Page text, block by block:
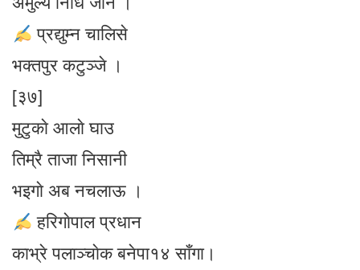
प्रद्युम्न चालिसे
भक्तपुर कटुञ्जे ।
[३७]
मुटुकाे आलाे घाउ
तिम्रै ताजा निसानी
भइगाे अब नचलाऊ ।
हरिगाेपाल प्रधान
काभ्रे पलाञ्चाेक बनेपा१४ साँगा।